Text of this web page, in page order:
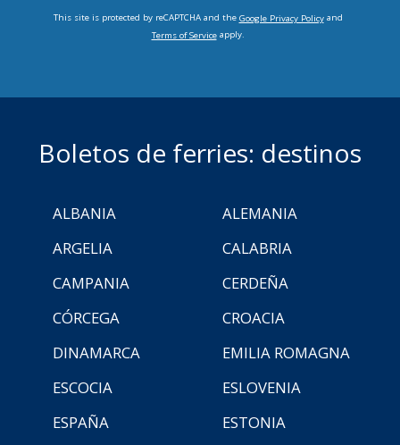
This site is protected by reCAPTCHA and the Google Privacy Policyand
Terms of Serviceapply.
Boletos de ferries: destinos
ALBANIA
ALEMANIA
ARGELIA
CALABRIA
CAMPANIA
CERDEÑA
CÓRCEGA
CROACIA
DINAMARCA
EMILIA ROMAGNA
ESCOCIA
ESLOVENIA
ESPAÑA
ESTONIA